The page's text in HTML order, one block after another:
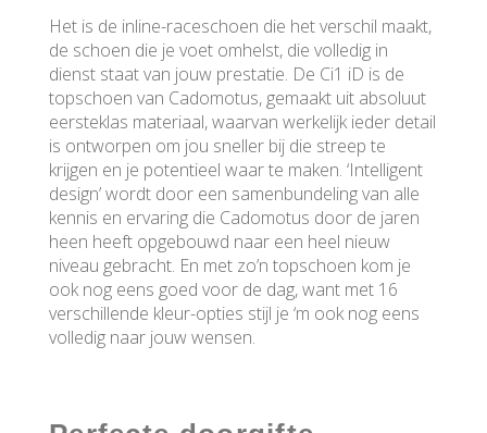
Het is de inline-raceschoen die het verschil maakt,
de schoen die je voet omhelst, die volledig in
dienst staat van jouw prestatie. De Ci1 iD is de
topschoen van Cadomotus, gemaakt uit absoluut
eersteklas materiaal, waarvan werkelijk ieder detail
is ontworpen om jou sneller bij die streep te
krijgen en je potentieel waar te maken. ‘Intelligent
design’ wordt door een samenbundeling van alle
kennis en ervaring die Cadomotus door de jaren
heen heeft opgebouwd naar een heel nieuw
niveau gebracht. En met zo’n topschoen kom je
ook nog eens goed voor de dag, want met 16
verschillende kleur-opties stijl je ‘m ook nog eens
volledig naar jouw wensen.